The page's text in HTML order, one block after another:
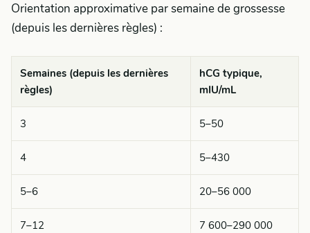
Orientation approximative par semaine de grossesse
(depuis les dernières règles) :
Semaines (depuis les dernières
règles)
hCG typique,
mIU/mL
3 5–50
4 5–430
5–6 20–56 000
7–12 7 600–290 000